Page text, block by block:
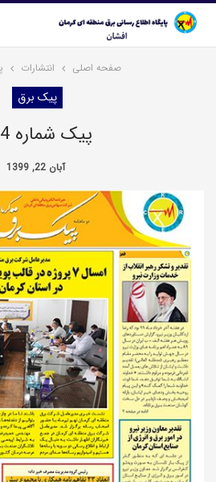
صفحه اصلی انتشارات
پیک برق
پیک شماره 184
آبان 22, 1399